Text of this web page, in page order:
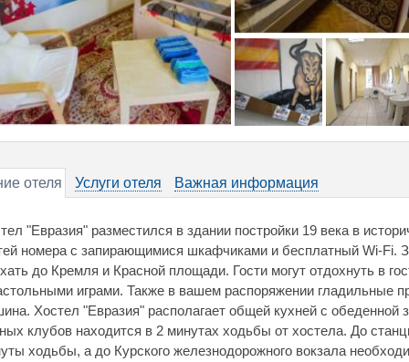
отеля Услуги отеля Важная информация
"Евразия" разместился в здании постройки 19 века в
номера с запирающимися шкафчиками и бесплатный Wi-Fi.
до Кремля и Красной площади. Гости могут отдохнуть в
играми. Также в вашем распоряжении гладильные
Хостел "Евразия" располагает общей кухней с обеденной
клубов находится в 2 минутах ходьбы от хостела. До
ходьбы, а до Курского железнодорожного вокзала